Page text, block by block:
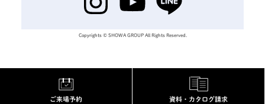
ご来場予約 資料・カタログ請求
Copyrights © SHOWA GROUP All Rights Reserved.